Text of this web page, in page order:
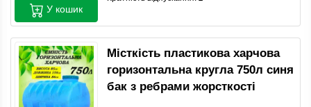
У кошик
Місткість пластикова харчова
горизонтальна кругла 750л синя
бак з ребрами жорсткості